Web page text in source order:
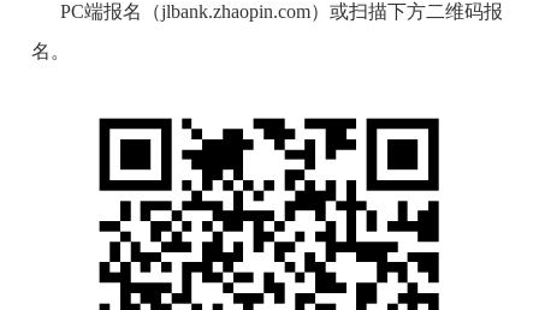
PC端报名（jlbank.zhaopin.com）或扫描下方二维码报
名。